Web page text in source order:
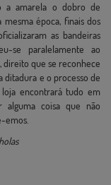
a amarela o dobro de
mesma época, finais dos
as bandeiras
se paralelamente ao
direito que se reconhece
ditadura e o processo de
loja encontrará tudo em
alguma coisa que não
emos.